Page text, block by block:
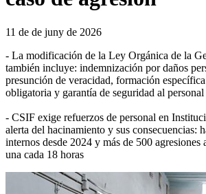
11 de de juny de 2026
- La modificación de la Ley Orgánica de la
también incluye: indemnización por daños
presunción de veracidad, formación
obligatoria y garantía de seguridad al
- CSIF exige refuerzos de personal en
alerta del hacinamiento y sus consecuencias:
internos desde 2024 y más de 500 agresiones
una cada 18 horas